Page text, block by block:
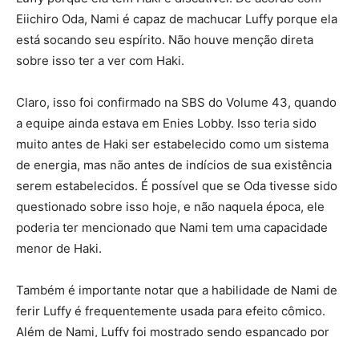
Eiichiro Oda, Nami é capaz de machucar Luffy porque ela
está socando seu espírito. Não houve menção direta
sobre isso ter a ver com Haki.
Claro, isso foi confirmado na SBS do Volume 43, quando
a equipe ainda estava em Enies Lobby. Isso teria sido
muito antes de Haki ser estabelecido como um sistema
de energia, mas não antes de indícios de sua existência
serem estabelecidos. É possível que se Oda tivesse sido
questionado sobre isso hoje, e não naquela época, ele
poderia ter mencionado que Nami tem uma capacidade
menor de Haki.
Também é importante notar que a habilidade de Nami de
ferir Luffy é frequentemente usada para efeito cômico.
Além de Nami, Luffy foi mostrado sendo espancado por